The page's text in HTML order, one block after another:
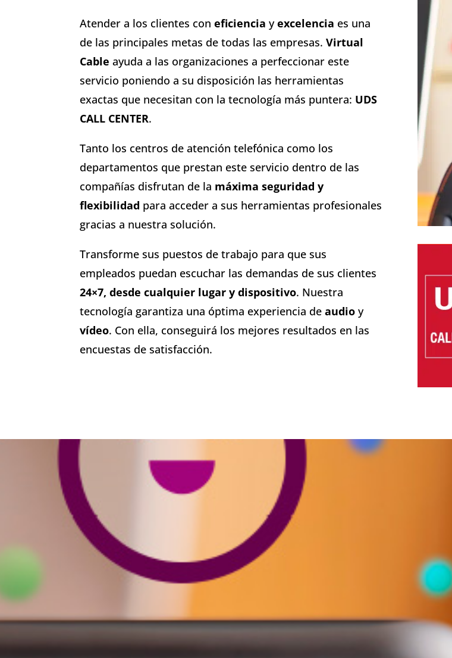
Atender a los clientes coneficiencia yexcelencia es una
de las principales metas de todas las empresas.Virtual
Cable ayuda a las organizaciones a perfeccionar este
servicio poniendo a su disposición las herramientas
exactas que necesitan con la tecnología más puntera: UDS
CALL CENTER.
Tanto los centros de atención telefónica como los
departamentos que prestan este servicio dentro de las
compañías disfrutan de la máxima seguridad y
flexibilidad para acceder a sus herramientas profesionales
gracias a nuestra solución.
Transforme sus puestos de trabajo para que sus
empleados puedan escuchar las demandas de sus clientes
24×7, desde cualquier lugar y dispositivo. Nuestra
tecnología garantiza una óptima experiencia deaudio y
vídeo. Con ella, conseguirá los mejores resultados en las
encuestas de satisfacción.